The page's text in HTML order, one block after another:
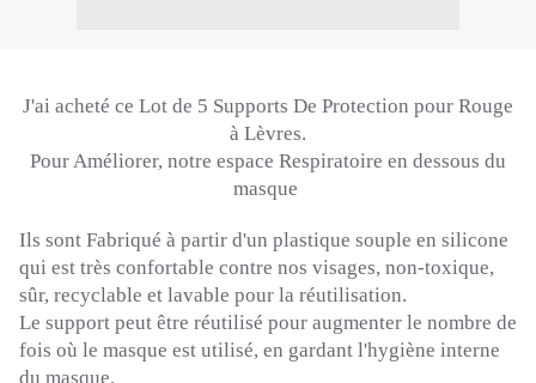
J'ai acheté ce Lot de 5 Supports De Protection pour Rouge
à Lèvres.
Pour Améliorer, notre espace Respiratoire en dessous du
masque
Ils sont Fabriqué à partir d'un plastique souple en silicone
qui est très confortable contre nos visages, non-toxique,
sûr, recyclable et lavable pour la réutilisation.
Le support peut être réutilisé pour augmenter le nombre de
fois où le masque est utilisé, en gardant l'hygiène interne
du masque.